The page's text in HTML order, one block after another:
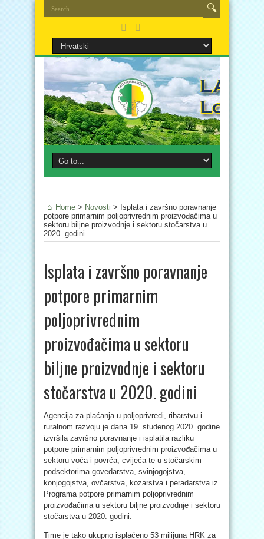
Home > Novosti > Isplata i završno poravnanje
potpore primarnim poljoprivrednim proizvođačima u
sektoru biljne proizvodnje i sektoru stočarstva u
2020. godini
Isplata i završno poravnanje
potpore primarnim
poljoprivrednim
proizvođačima u sektoru
biljne proizvodnje i sektoru
stočarstva u 2020. godini
Agencija za plaćanja u poljoprivredi, ribarstvu i
ruralnom razvoju je dana 19. studenog 2020. godine
izvršila završno poravnanje i isplatila razliku
potpore primarnim poljoprivrednim proizvođačima u
sektoru voća i povrća, cvijeća te u stočarskim
podsektorima govedarstva, svinjogojstva,
konjogojstva, ovčarstva, kozarstva i peradarstva iz
Programa potpore primarnim poljoprivrednim
proizvođačima u sektoru biljne proizvodnje i sektoru
stočarstva u 2020. godini.
Time je tako ukupno isplaćeno 53 milijuna HRK za